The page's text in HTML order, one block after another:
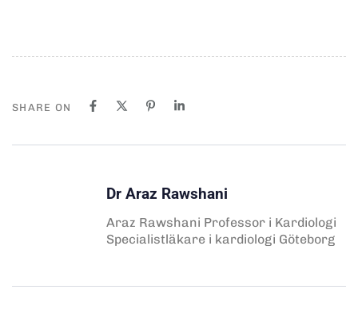
SHARE ON
Dr Araz Rawshani
Araz Rawshani Professor i Kardiologi
Specialistläkare i kardiologi Göteborg